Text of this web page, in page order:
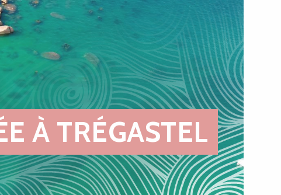
À TRÉGASTEL